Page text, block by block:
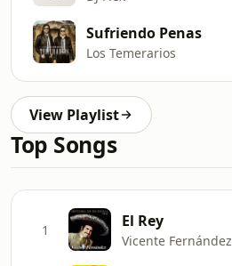
Sufriendo Penas
Los Temerarios
View Playlist
Top Songs
1 El Rey
Vicente Fernández